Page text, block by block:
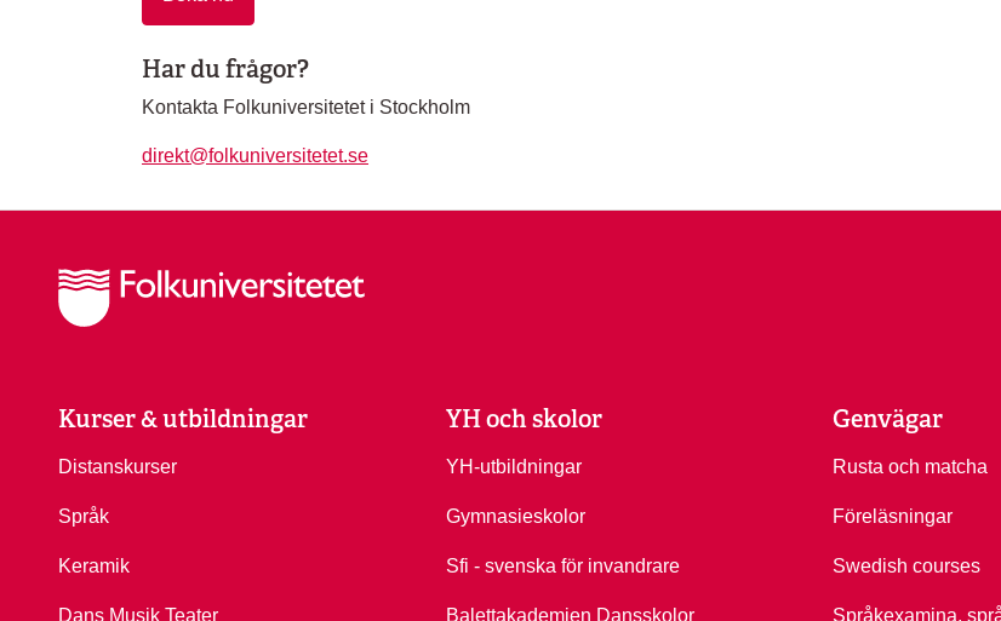
Har du frågor?
Kontakta Folkuniversitetet i Stockholm
direkt@folkuniversitetet.se
Kurser & utbildningar
Distanskurser
Språk
Keramik
Dans Musik Teater
YH och skolor
YH-utbildningar
Gymnasieskolor
Sfi - svenska för invandrare
Balettakademien Dansskolor
Genvägar
Rusta och matcha
Föreläsningar
Swedish courses
Språkexamina,